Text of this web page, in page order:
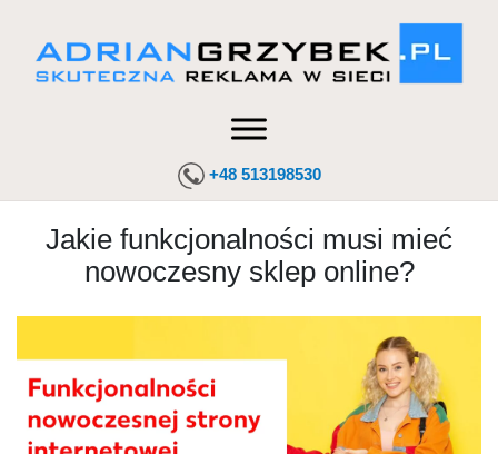
+48 513198530
Jakie funkcjonalności musi mieć
nowoczesny sklep online?